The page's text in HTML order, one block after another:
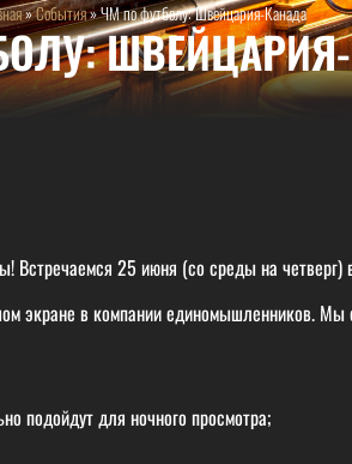
»События»ЧМ по футболу: Швейцария-Канада
25 июня (со среды на
экране в компании единомышленников. Мы
подойдут для ночного просмотра;